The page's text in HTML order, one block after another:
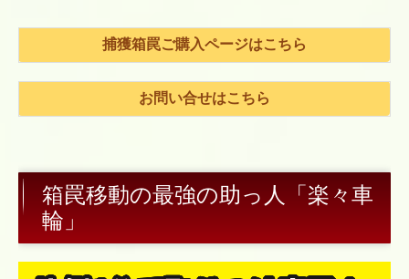
捕獲箱罠ご購入ページはこちら
お問い合せはこちら
箱罠移動の最強の助っ人「楽々車
輪」